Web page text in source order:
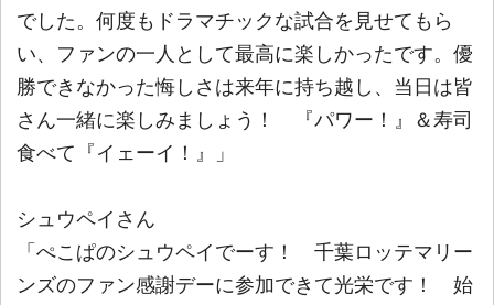
でした。何度もドラマチックな試合を見せてもら
い、ファンの一人として最高に楽しかったです。優
勝できなかった悔しさは来年に持ち越し、当日は皆
さん一緒に楽しみましょう！ 『パワー！』＆寿司
食べて『イェーイ！』」
シュウペイさん
「ぺこぱのシュウペイでーす！ 千葉ロッテマリー
ンズのファン感謝デーに参加できて光栄です！ 始